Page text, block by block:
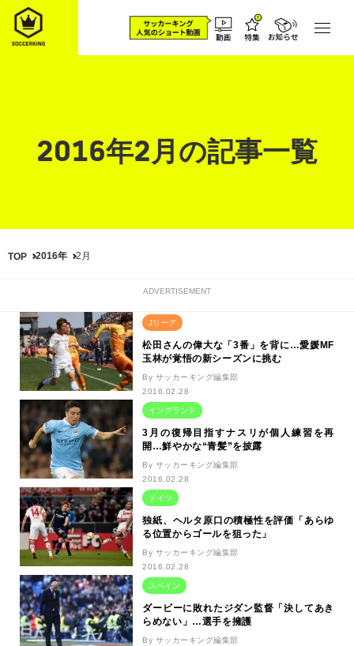
2016年2月の記事一覧
TOP 2016年 2月
ADVERTISEMENT
Jリーグ
松田さんの偉大な「3番」を背に…愛媛MF
玉林が覚悟の新シーズンに挑む
By サッカーキング編集部
2016.02.28
イングランド
3月の復帰目指すナスリが個人練習を再
開…鮮やかな“青髪”を披露
By サッカーキング編集部
2016.02.28
ドイツ
独紙、ヘルタ原口の積極性を評価「あらゆ
る位置からゴールを狙った」
By サッカーキング編集部
2016.02.28
スペイン
ダービーに敗れたジダン監督「決してあき
らめない」…選手を擁護
By サッカーキング編集部